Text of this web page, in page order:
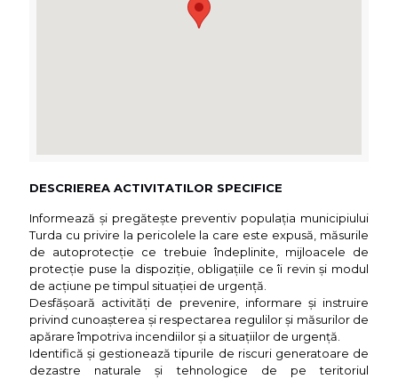
DESCRIEREA ACTIVITATILOR SPECIFICE
Informează şi pregăteşte preventiv populaţia municipiului
Turda cu privire la pericolele la care este expusă, măsurile
de autoprotecţie ce trebuie îndeplinite, mijloacele de
protecţie puse la dispoziţie, obligaţiile ce îi revin şi modul
de acţiune pe timpul situaţiei de urgenţă.
Desfăşoară activităţi de prevenire, informare şi instruire
privind cunoaşterea şi respectarea regulilor şi măsurilor de
apărare împotriva incendiilor şi a situaţiilor de urgenţă.
Identifică şi gestionează tipurile de riscuri generatoare de
dezastre naturale şi tehnologice de pe teritoriul